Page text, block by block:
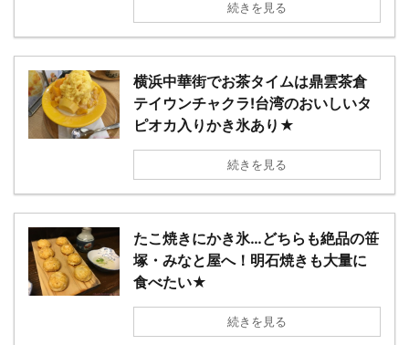
続きを見る
横浜中華街でお茶タイムは鼎雲茶倉
テイウンチャクラ!台湾のおいしいタ
ピオカ入りかき氷あり★
続きを見る
たこ焼きにかき氷…どちらも絶品の笹
塚・みなと屋へ！明石焼きも大量に
食べたい★
続きを見る